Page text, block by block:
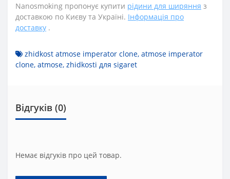
Nanosmoking пропонує купити рідини для ширяння з
доставкою по Києву та Україні. Інформація про
доставку .
zhidkost atmose imperator clone, atmose imperator
clone, atmose, zhidkosti для sigaret
Відгуків (0)
Немає відгуків про цей товар.